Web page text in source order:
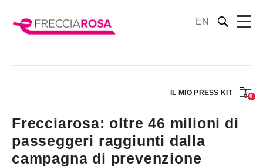
EN
IL MIO PRESS KIT 0
Frecciarosa: oltre 46 milioni di
passeggeri raggiunti dalla
campagna di prevenzione